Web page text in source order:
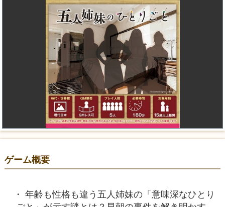
ゲーム概要
年齢も性格も違う五人姉妹の「意味深なひとり